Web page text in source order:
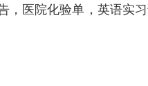
医院化验单，英语实